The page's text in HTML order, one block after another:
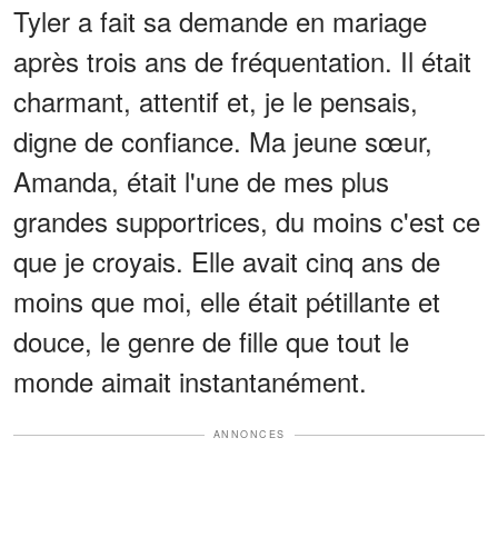
Tyler a fait sa demande en mariage
après trois ans de fréquentation. Il était
charmant, attentif et, je le pensais,
digne de confiance. Ma jeune sœur,
Amanda, était l'une de mes plus
grandes supportrices, du moins c'est ce
que je croyais. Elle avait cinq ans de
moins que moi, elle était pétillante et
douce, le genre de fille que tout le
monde aimait instantanément.
ANNONCES